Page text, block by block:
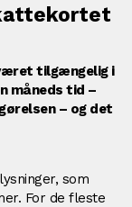
tilgængelig i
måneds tid –
– og det
som
For de fleste